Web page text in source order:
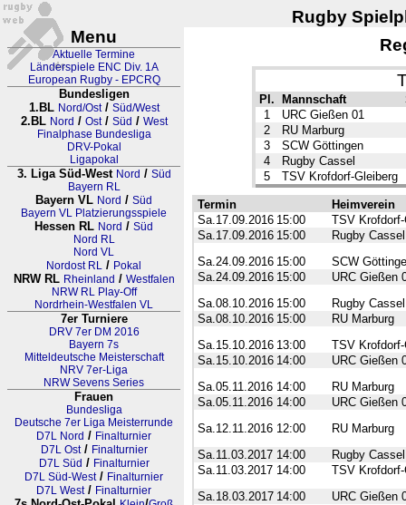
Rugby
Menu
Aktuelle Termine
Länderspiele ENC Div. 1A
European Rugby - EPCRQ
Bundesligen
1.BL Nord/Ost/ Süd/West
2.BL Nord / Ost/ Süd / West
Finalphase Bundesliga
DRV-Pokal
Ligapokal
3. Liga Süd-West Nord / Süd
Bayern RL
Bayern VL Nord / Süd
Bayern VL Platzierungsspiele
Hessen RL Nord / Süd
Nord RL
Nord VL
Nordost RL / Pokal
NRW RL Rheinland / Westfalen
NRW RL Play-Off
Nordrhein-Westfalen VL
7er Turniere
DRV 7er DM 2016
Bayern 7s
Mitteldeutsche Meisterschaft
NRV 7er-Liga
NRW Sevens Series
Frauen
Bundesliga
Deutsche 7er Liga Meisterrunde
D7L Nord / Finalturnier
D7L Ost/ Finalturnier
D7L Süd / Finalturnier
D7L Süd-West/ Finalturnier
D7L West/ Finalturnier
Pl. Mannschaft
1
URC Gießen 01
2
RU Marburg
3
SCW Göttingen
4
Rugby Cassel
5
TSV Krofdorf-Gleiberg
Termin
Heimverein
Sa.17.09.2016 15:00
TSV
Sa.17.09.2016 15:00
Rugby Cassel
Sa.24.09.2016 15:00
SCW
Sa.24.09.2016 15:00
URC Gießen
Sa.08.10.2016 15:00
Rugby Cassel
Sa.08.10.2016 15:00
RU Marburg
Sa.15.10.2016 13:00
TSV
Sa.15.10.2016 14:00
URC Gießen
Sa.05.11.2016 14:00
RU Marburg
Sa.05.11.2016 14:00
URC Gießen
Sa.12.11.2016 12:00
RU Marburg
Sa.11.03.2017 14:00
Rugby Cassel
Sa.11.03.2017 14:00
TSV
Sa.18.03.2017 14:00
URC Gießen